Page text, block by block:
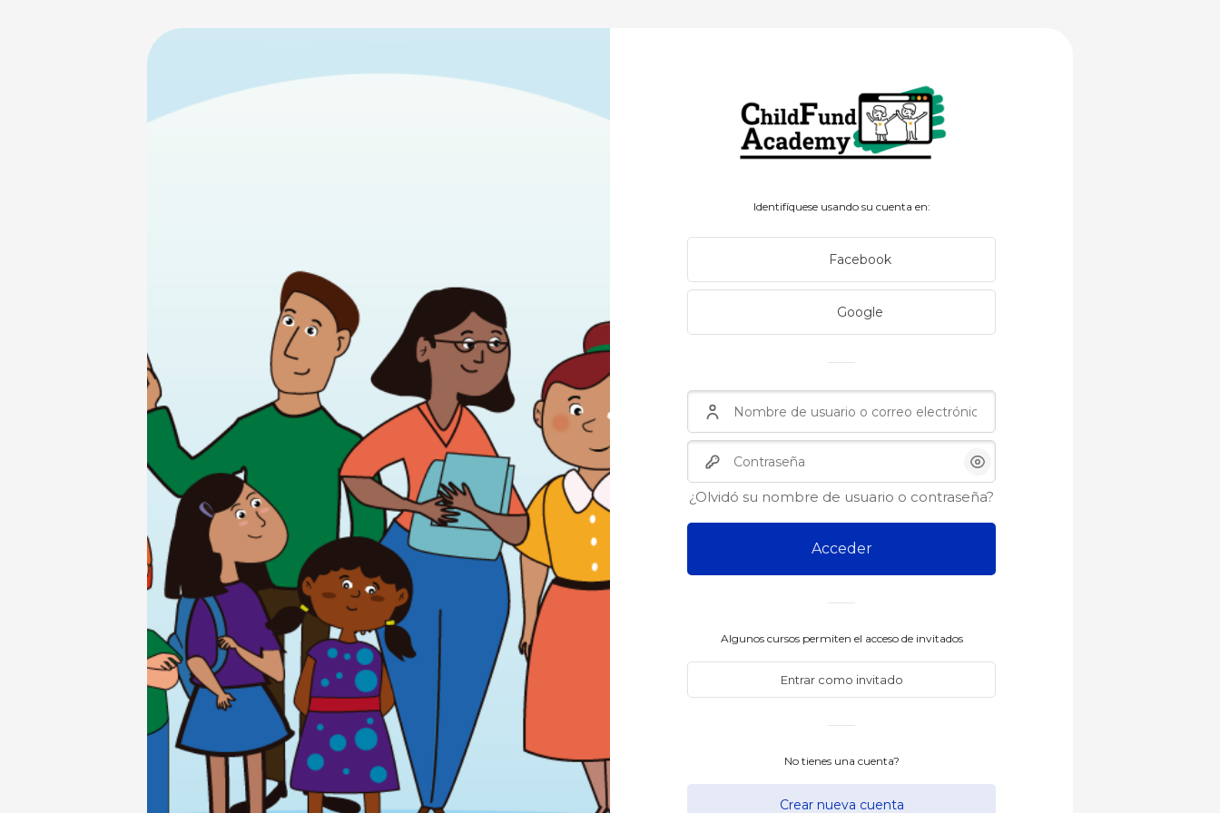
Salta al contenido principal
Saltar a creación de una nueva cuenta
Identifíquese usando su cuenta en:
Facebook
Google
Nombre de usuario o correo electrónico
Contraseña
¿Olvidó su nombre de usuario o contraseña?
Acceder
Algunos cursos permiten el acceso de invitados
Entrar como invitado
No tienes una cuenta?
Crear nueva cuenta